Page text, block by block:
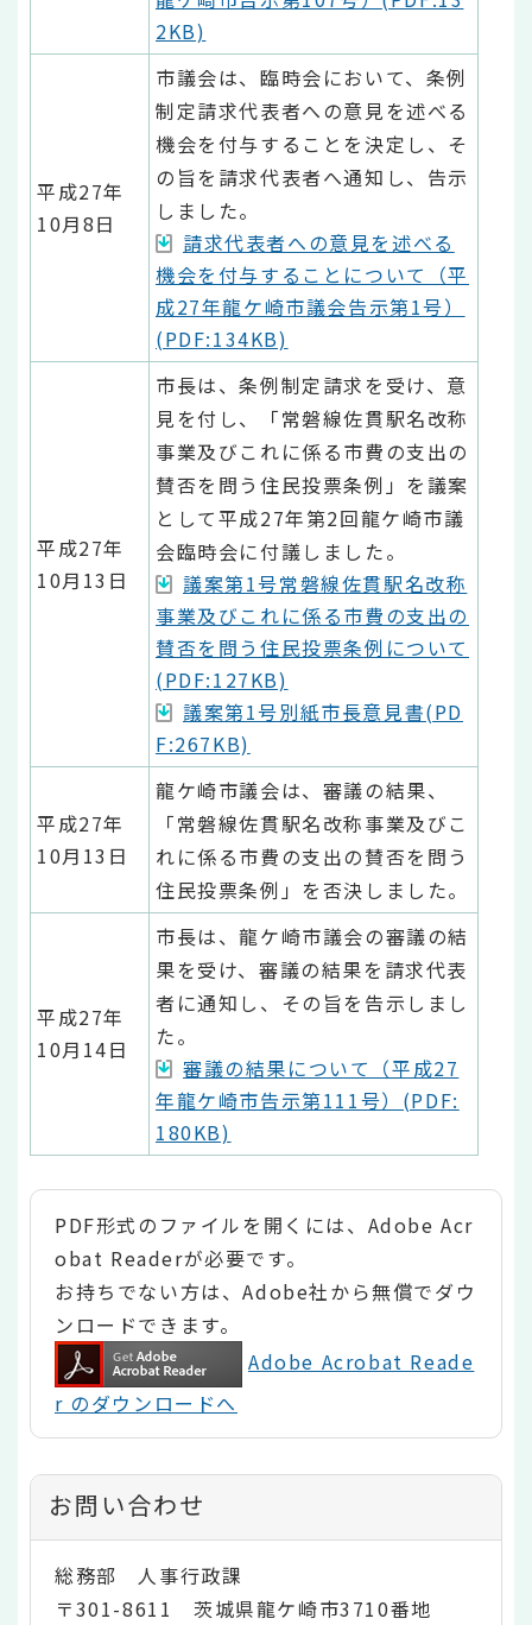
2KB)
平成27年
10月8日
市議会は、臨時会において、条例
制定請求代表者への意見を述べる
機会を付与することを決定し、そ
の旨を請求代表者へ通知し、告示
しました。
請求代表者への意見を述べる
機会を付与することについて（平
成27年龍ケ崎市議会告示第1号）
(PDF:134KB)
平成27年
10月13日
市長は、条例制定請求を受け、意
見を付し、「常磐線佐貫駅名改称
事業及びこれに係る市費の支出の
賛否を問う住民投票条例」を議案
として平成27年第2回龍ケ崎市議
会臨時会に付議しました。
議案第1号常磐線佐貫駅名改称
事業及びこれに係る市費の支出の
賛否を問う住民投票条例について
(PDF:127KB)
議案第1号別紙市長意見書(PD
F:267KB)
平成27年
10月13日
龍ケ崎市議会は、審議の結果、
「常磐線佐貫駅名改称事業及びこ
れに係る市費の支出の賛否を問う
住民投票条例」を否決しました。
平成27年
10月14日
市長は、龍ケ崎市議会の審議の結
果を受け、審議の結果を請求代表
者に通知し、その旨を告示しまし
た。
審議の結果について（平成27
年龍ケ崎市告示第111号）(PDF:
180KB)
PDF形式のファイルを開くには、Adobe Acr
obat Readerが必要です。
お持ちでない方は、Adobe社から無償でダウ
ンロードできます。
Adobe Acrobat Reade
r のダウンロードへ
お問い合わせ
総務部 人事行政課
〒301-8611 茨城県龍ケ崎市3710番地